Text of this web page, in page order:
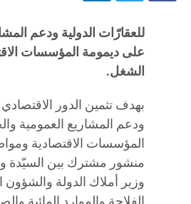
للعقارّات الدولية ودعم
على ديمومة المؤسسات
الشغل.
بهدف تثمين الدور الاقتصادي
ودعم المشاريع العمومية
المؤسسات الاقتصادية
منشور مشترك بين السيّدة
وزير أملاك الدولة والشؤون